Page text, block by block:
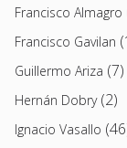
Francisco Almagro
Francisco Gavilan
Guillermo Ariza (7)
Hernán Dobry(2)
Ignacio Vasallo